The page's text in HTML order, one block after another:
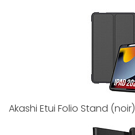
Akashi Etui Folio Stand (noir)